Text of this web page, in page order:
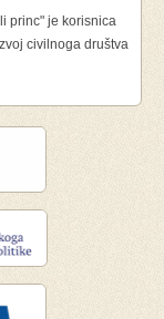
princ" je korisnica
civilnoga društva